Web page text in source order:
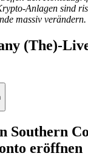
Anlagen sind
massiv verändern.
(The)-
Southern
eröffnen